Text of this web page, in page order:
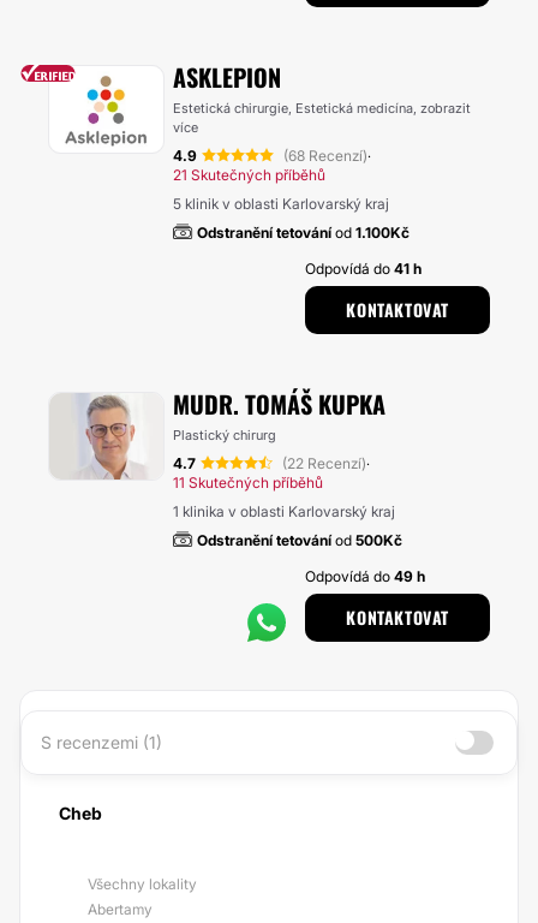
ASKLEPION
Estetická chirurgie, Estetická medicína, zobrazit
více
4.9 (68 Recenzí)·
21 Skutečných příběhů
5 klinik v oblasti Karlovarský kraj
Odstranění tetováníod 1.100Kč
Odpovídá do41 h
KONTAKTOVAT
MUDR. TOMÁŠ KUPKA
Plastický chirurg
4.7 (22 Recenzí)·
11 Skutečných příběhů
1 klinika v oblasti Karlovarský kraj
Odstranění tetováníod 500Kč
Odpovídá do49 h
KONTAKTOVAT
S recenzemi (1)
Cheb
Všechny lokality
Abertamy